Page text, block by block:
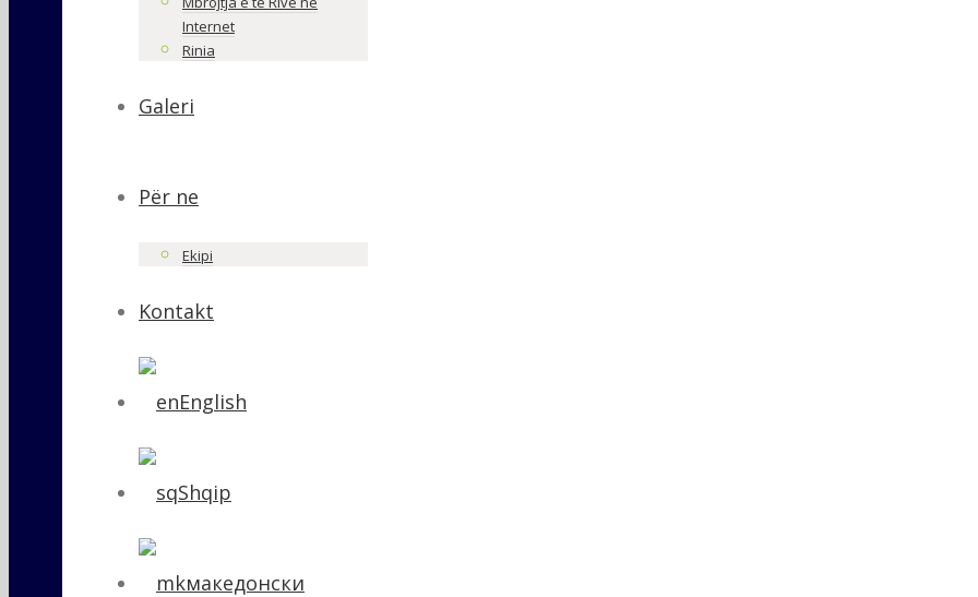
Internet
Rinia
Galeri
Për ne
Ekipi
Kontakt
English
Shqip
македонски